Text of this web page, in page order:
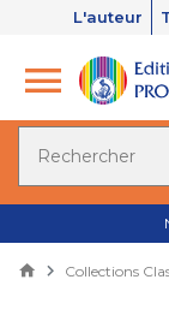
L'auteur
Collections